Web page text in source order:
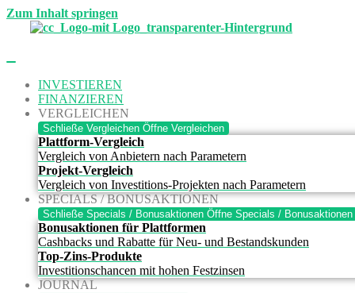
Zum Inhalt springen
INVESTIEREN
FINANZIEREN
VERGLEICHEN
Schließe Vergleichen Öffne Vergleichen
Plattform-Vergleich
Vergleich von Anbietern nach Parametern
Projekt-Vergleich
Vergleich von Investitions-Projekten nach Parametern
SPECIALS / BONUSAKTIONEN
Schließe Specials / Bonusaktionen Öffne Specials / Bonusaktionen
Bonusaktionen für Plattformen
Cashbacks und Rabatte für Neu- und Bestandskunden
Top-Zins-Produkte
Investitionschancen mit hohen Festzinsen
JOURNAL